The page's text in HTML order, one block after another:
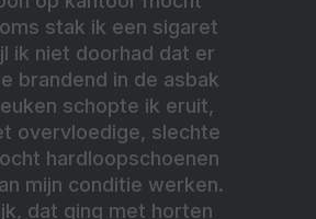
stak ik een sigaret
ik niet doorhad dat er
brandend in de asbak
schopte ik eruit,
overvloedige, slechte
hardloopschoenen
mijn conditie werken.
dat ging met horten